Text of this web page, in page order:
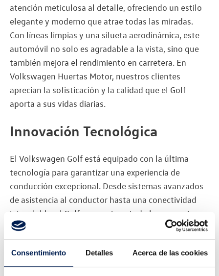
Consentimiento Detalles Acerca de las cookies
atención meticulosa al detalle, ofreciendo un estilo
elegante y moderno que atrae todas las miradas.
Con líneas limpias y una silueta aerodinámica, este
automóvil no solo es agradable a la vista, sino que
también mejora el rendimiento en carretera. En
Volkswagen Huertas Motor, nuestros clientes
aprecian la sofisticación y la calidad que el Golf
aporta a sus vidas diarias.
Innovación Tecnológica
El Volkswagen Golf está equipado con la última
tecnología para garantizar una experiencia de
conducción excepcional. Desde sistemas avanzados
de asistencia al conductor hasta una conectividad
inigualable, el Golf proporciona todo lo necesario
para mantenerse conectado y seguro en la carretera.
Entre las características destacan el sistema de
infoentretenimiento con pantalla táctil, la
navegación GPS y las múltiples opciones de